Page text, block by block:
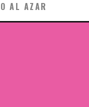
AL AZAR